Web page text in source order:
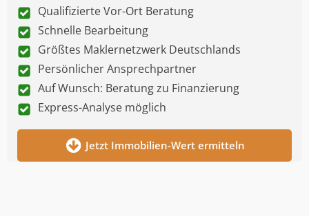
Qualifizierte Vor-Ort Beratung
Schnelle Bearbeitung
Größtes Maklernetzwerk Deutschlands
Persönlicher Ansprechpartner
Auf Wunsch: Beratung zu Finanzierung
Express-Analyse möglich
Jetzt Immobilien-Wert ermitteln